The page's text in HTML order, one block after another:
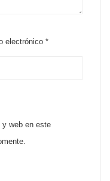
electrónico*
y web en este